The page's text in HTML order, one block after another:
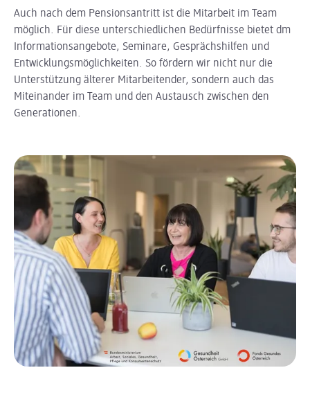
Auch nach dem Pensionsantritt ist die Mitarbeit im Team
möglich. Für diese unterschiedlichen Bedürfnisse bietet dm
Informationsangebote, Seminare, Gesprächshilfen und
Entwicklungsmöglichkeiten. So fördern wir nicht nur die
Unterstützung älterer Mitarbeitender, sondern auch das
Miteinander im Team und den Austausch zwischen den
Generationen.